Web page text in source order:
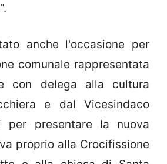
anche l'occasione per
comunale rappresentata
con delega alla cultura
e dal Vicesindaco
per presentare la nuova
proprio alla Crocifissione